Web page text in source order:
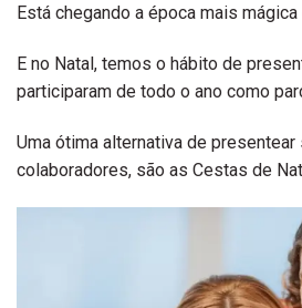
Está chegando a época mais mágica
E no Natal, temos o hábito de
participaram de todo o ano como
Uma ótima alternativa de
colaboradores, são as Cestas de